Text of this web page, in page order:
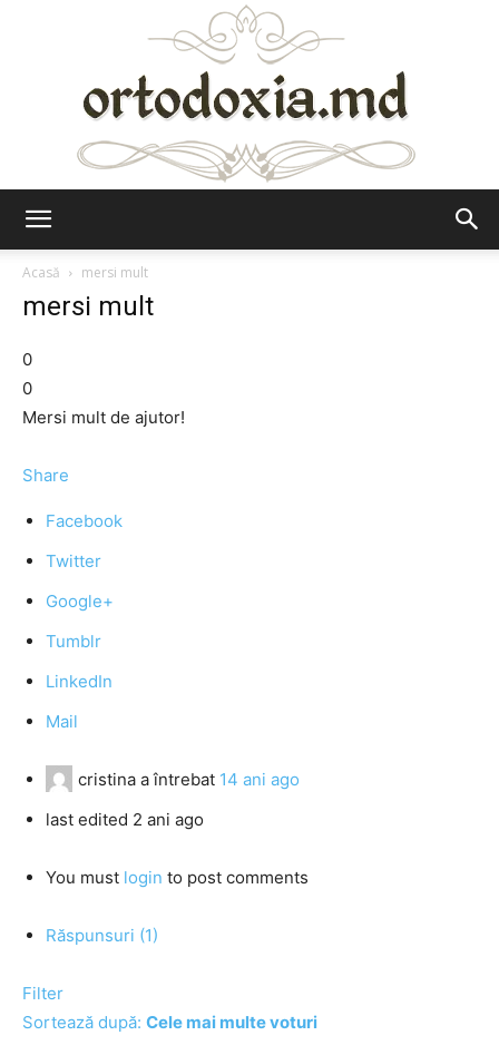
Acasă
mersi mult
mersi mult
0
0
Mersi mult de ajutor!
Share
Facebook
Twitter
Google+
Tumblr
LinkedIn
Mail
cristina a întrebat 14 ani ago
last edited 2 ani ago
You must login to post comments
Răspunsuri (1)
Filter
Sortează după: Cele mai multe voturi